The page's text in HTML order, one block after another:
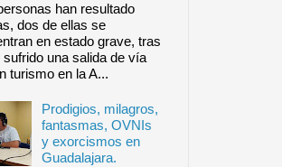
han resultado
dos de ellas se
en estado grave, tras
sufrido una salida de vía
turismo en la A...
Prodigios, milagros,
fantasmas, OVNIs
y exorcismos en
Guadalajara.